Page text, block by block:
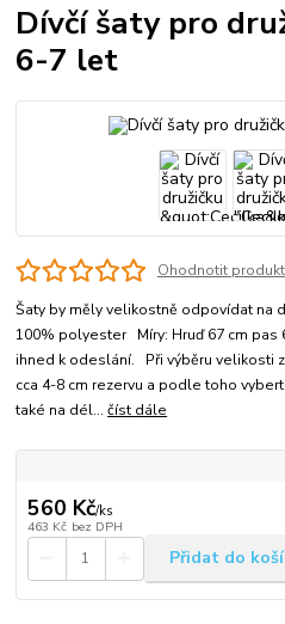
Dívčí šaty pro
6-7 let
Ohodnotit produkt
Šaty by měly velikostně odpovídat na
100% polyester Míry: Hruď 67 cm
ihned k odeslání. Při výběru velikosti
cca 4-8 cm rezervu a podle toho
také na dél...číst dále
560 Kč/ks
463 Kč bez DPH
Přidat do